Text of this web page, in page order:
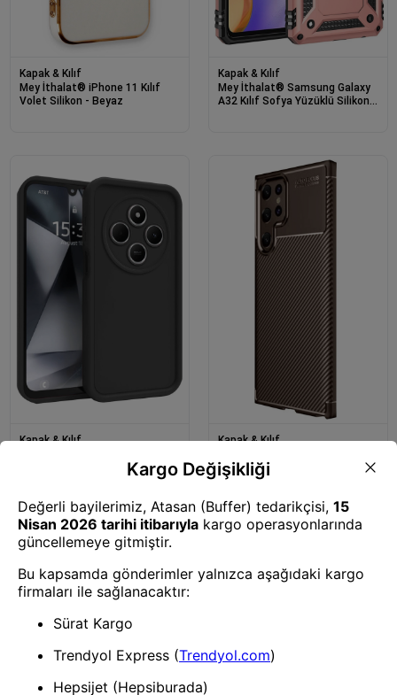
Kapak & Kılıf
Mey İthalat® iPhone 11 Kılıf
Volet Silikon - Beyaz
Kapak & Kılıf
Mey İthalat® Samsung Galaxy
A32 Kılıf Sofya Yüzüklü Silikon
Kapak & Kılıf
Kapak & Kılıf
S25 Ultra Kılıf Auto Focus
Karbon Kapak - Kahverengi